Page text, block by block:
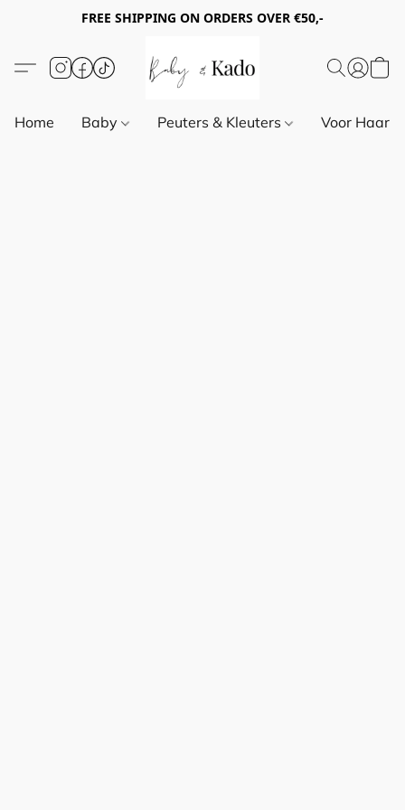
FREE SHIPPING ON ORDERS OVER €50,-
Home Baby Peuters & Kleuters Voor Haar